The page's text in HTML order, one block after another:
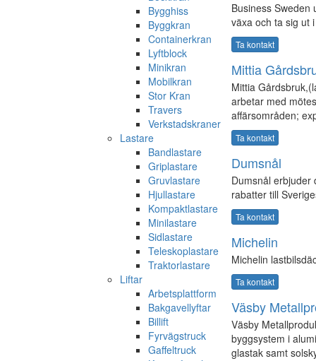
Bygghiss
Byggkran
Containerkran
Lyftblock
Minikran
Mobilkran
Stor Kran
Travers
Verkstadskraner
Lastare
Bandlastare
Griplastare
Gruvlastare
Hjullastare
Kompaktlastare
Minilastare
Sidlastare
Teleskoplastare
Traktorlastare
Liftar
Arbetsplattform
Bakgavellyftar
Billift
Fyrvägstruck
Gaffeltruck
Business Sweden
växa och ta sig ut
Ta kontakt
Mittia
Mittia
arbetar med
affärsområden;
Ta kontakt
Dumsnål
Dumsnål erbjuder
rabatter till
Ta kontakt
Michelin
Michelin
Ta kontakt
Väsby
Väsby
byggsystem i
glastak samt